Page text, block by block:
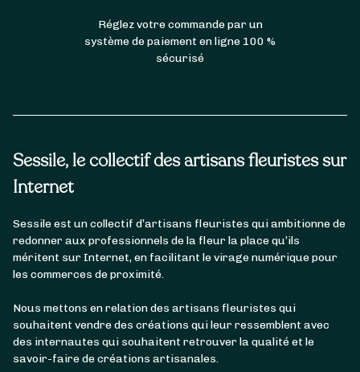
Sessile, le collectif des artisans fleuristes sur
Internet
Sessile est un collectif d’artisans fleuristes qui ambitionne de
redonner aux professionnels de la fleur la place qu’ils
méritent sur Internet, en facilitant le virage numérique pour
les commerces de proximité.
Nous mettons en relation des artisans fleuristes qui
souhaitent vendre des créations qui leur ressemblent avec
des internautes qui souhaitent retrouver la qualité et le
savoir-faire de créations artisanales.
Réglez votre commande par un
système de paiement en ligne 100 %
sécurisé